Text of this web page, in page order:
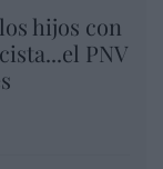
hijos con
PNV